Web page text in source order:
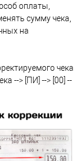
оплаты,
сумму чека,
на
чека
--> [ПИ] --> [00] --